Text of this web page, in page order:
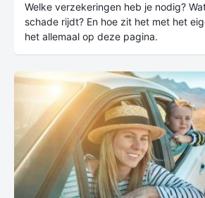
Welke verzekeringen heb je nodig?
schade rijdt? En hoe zit het met het
het allemaal op deze pagina.